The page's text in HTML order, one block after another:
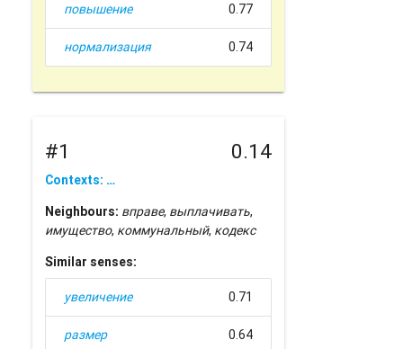
повышение 0.77
нормализация 0.74
#1 0.14
Contexts: …
Neighbours: вправе, выплачивать,
имущество, коммунальный, кодекс
Similar senses:
увеличение 0.71
размер 0.64